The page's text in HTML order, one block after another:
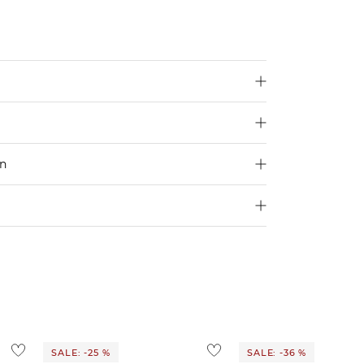
Ausland findest duhier
SALE: -25 % SALE: -36 %